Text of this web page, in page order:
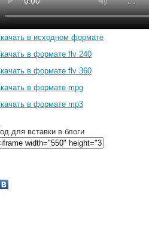
в исходном формате
в формате flv 240
в формате flv 360
в формате mpg
в формате mp3
для вставки в блоги